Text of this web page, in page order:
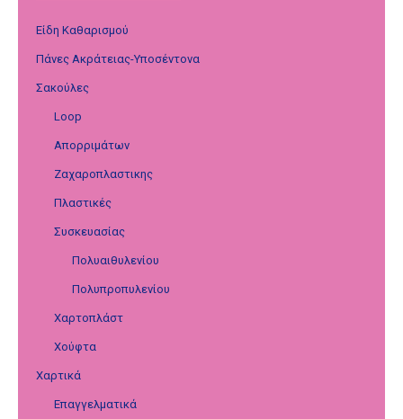
Είδη Καθαρισμού
Πάνες Ακράτειας-Υποσέντονα
Σακούλες
Loop
Απορριμάτων
Ζαχαροπλαστικης
Πλαστικές
Συσκευασίας
Πολυαιθυλενίου
Πολυπροπυλενίου
Χαρτοπλάστ
Χούφτα
Χαρτικά
Επαγγελματικά